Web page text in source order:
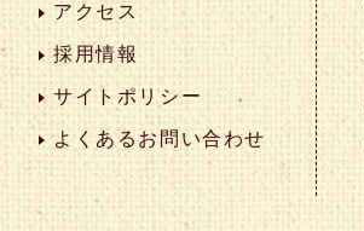
アクセス
採用情報
サイトポリシー
よくあるお問い合わせ